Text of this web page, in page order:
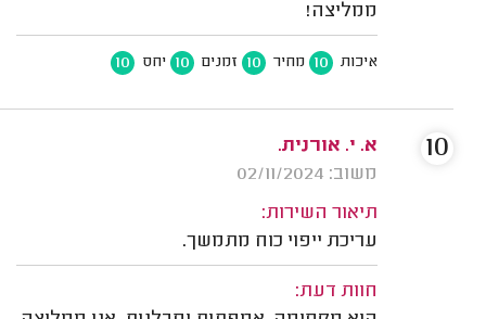
ממליצה!
איכות 10 מחיר 10 זמנים 10 יחס 10
א. י. אורנית.
משוב: 02/11/2024
תיאור השירות:
עריכת ייפוי כוח מתמשך.
חוות דעת:
10